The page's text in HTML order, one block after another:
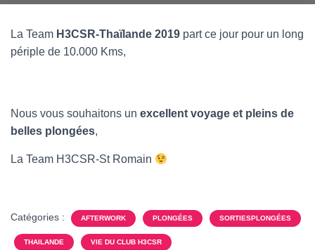
R
I
La Team H3CSR-Thaïlande 2019 part ce jour pour un long
périple de 10.000 Kms,
Nous vous souhaitons un excellent voyage et pleins de
belles plongées,
La Team H3CSR-St Romain
Catégories : AFTERWORK PLONGÉES SORTIESPLONGÉES
THAILANDE VIE DU CLUB H3CSR